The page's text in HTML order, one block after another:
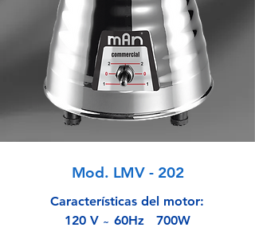
Mod. LMV - 202
Características del motor:
120 V ̴ 60Hz 700W